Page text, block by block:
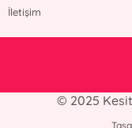
İletişim
© 2025 Kesit